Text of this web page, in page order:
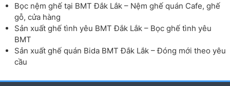
Bọc nệm ghế tại BMT Đắk Lắk – Nệm ghế quán Cafe, ghế
gỗ, cửa hàng
Sản xuất ghế tình yêu BMT Đắk Lắk – Bọc ghế tình yêu
BMT
Sản xuất ghế quán Bida BMT Đắk Lắk – Đóng mới theo yêu
cầu